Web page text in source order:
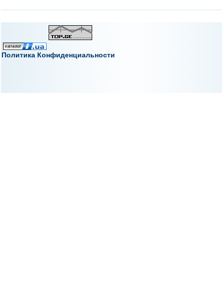
Политика Конфиденциальности